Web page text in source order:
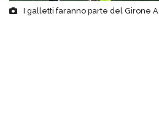
I galletti faranno parte del Girone A